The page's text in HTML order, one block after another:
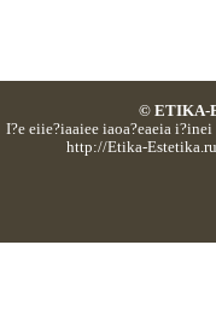
© ETIKA-
I?e eiie?iaaiee iaoa?eaeia
http://Etika-